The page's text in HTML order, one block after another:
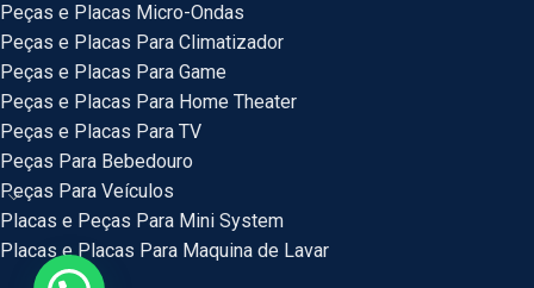
Peças e Placas Micro-Ondas
Peças e Placas Para Climatizador
Peças e Placas Para Game
Peças e Placas Para Home Theater
Peças e Placas Para TV
Peças Para Bebedouro
Peças Para Veículos
Placas e Peças Para Mini System
Placas e Placas Para Maquina de Lavar